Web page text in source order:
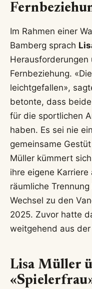
Im Rahmen einer
Bamberg sprach
Fernbeziehung.
leichtgefallen»,
betonte, dass
für die sportlichen
haben. Es sei nie
gemeinsame
Müller kümmert
ihre eigene
räumliche
Wechsel zu den
2025. Zuvor hatte
weitgehend aus
Lisa Müller